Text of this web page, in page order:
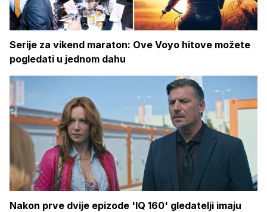
Serije za vikend maraton: Ove Voyo hitove možete
pogledati u jednom dahu
Nakon prve dvije epizode 'IQ 160' gledatelji imaju